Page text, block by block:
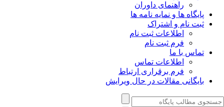
راهنمای داوران
پایگاه ها و نمایه نامه ها
ثبت نام و اشتراک
اطلاعات ثبت نام
فرم ثبت نام
تماس با ما
اطلاعات تماس
فرم برقراری ارتباط
بایگانی مقالات در حال ویرایش